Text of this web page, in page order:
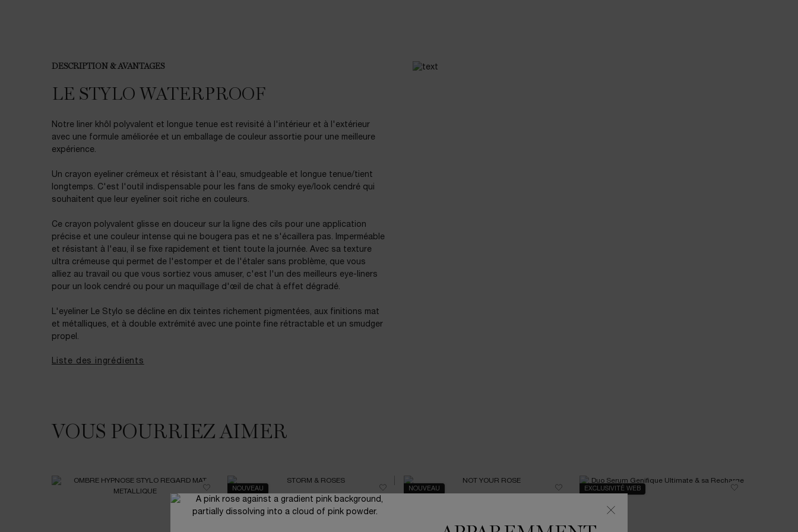
PDP Product description sectionDESCRIPTION & AVANTAGES
LE STYLO WATERPROOF
Notre liner khôl polyvalent et longue tenue est revisité à l'intérieur et à l'extérieur
avec une formule améliorée et un emballage de couleur assortie pour une meilleure
expérience.
Un crayon eyeliner crémeux et résistant à l'eau, smudgeable et longue tenue/tient
longtemps. C'est l'outil indispensable pour les fans de smoky eye/look cendré qui
souhaitent que leur eyeliner soit riche en couleurs.
Ce crayon polyvalent glisse en douceur sur la ligne des cils pour une application
précise et une couleur intense qui ne bougera pas et ne s'écaillera pas. Imperméable
et résistant à l'eau, il se fixe rapidement et tient toute la journée. Avec sa texture
ultra crémeuse qui permet de l'estomper et de l'étaler sans problème, que vous
alliez au travail ou que vous sortiez vous amuser, c'est l'un des meilleurs eye-liners
pour un look cendré ou pour un maquillage d'œil de chat à effet dégradé.
L'eyeliner Le Stylo se décline en dix teintes richement pigmentées, aux finitions mat
et métalliques, et à double extrémité avec une pointe fine rétractable et un smudger
propel.
Liste des ingrédients
VOUS POURRIEZ AIMERVOUS POURRIEZ AIMER
NOUVEAU NOUVEAU EXCLUSIVITÉ WEB